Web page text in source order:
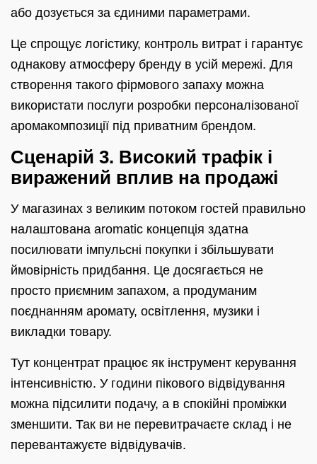
або дозується за єдиними параметрами.
Це спрощує логістику, контроль витрат і гарантує
однакову атмосферу бренду в усій мережі. Для
створення такого фірмового запаху можна
використати послуги розробки персоналізованої
аромакомпозиції під приватним брендом.
Сценарій 3. Високий трафік і
виражений вплив на продажі
У магазинах з великим потоком гостей правильно
налаштована aromatic концепція здатна
посилювати імпульсні покупки і збільшувати
ймовірність придбання. Це досягається не
просто приємним запахом, а продуманим
поєднанням аромату, освітлення, музики і
викладки товару.
Тут концентрат працює як інструмент керування
інтенсивністю. У години пікового відвідування
можна підсилити подачу, а в спокійні проміжки
зменшити. Так ви не перевитрачаєте склад і не
перевантажуєте відвідувачів.